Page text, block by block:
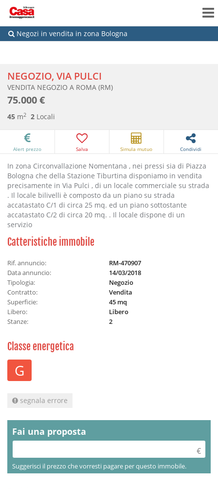
Negozi in vendita in zona Bologna
NEGOZIO, VIA PULCI
VENDITA NEGOZIO A ROMA (RM)
75.000 €
45 m2 2 Locali
Alert prezzo Salva Simula mutuo Condividi
In zona Circonvallazione Nomentana , nei pressi sia di Piazza
Bologna che della Stazione Tiburtina disponiamo in vendita
precisamente in Via Pulci , di un locale commerciale su strada
. Il locale bilivelli è composto da un piano su strada
accatastato C/1 di circa 25 mq. ed un piano sottostante
accatastato C/2 di circa 20 mq. . Il locale dispone di un
servizio
Catteristiche immobile
Rif. annuncio:
RM-470907
Data annuncio:
14/03/2018
Tipologia:
Negozio
Contratto:
Vendita
Superficie:
45 mq
Libero:
Libero
Stanze:
2
Classe energetica
G
segnala errore
Fai una proposta
Suggerisci il prezzo che vorresti pagare per questo immobile.